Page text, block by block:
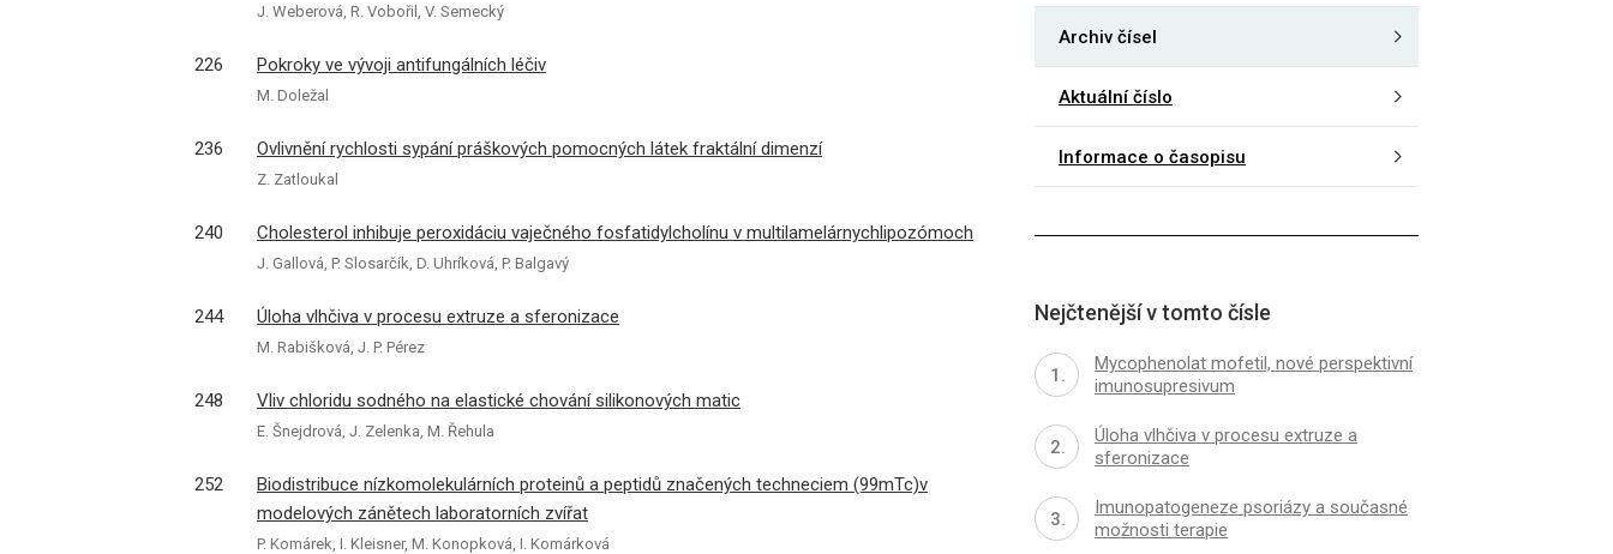
J. Weberová, R. Vobořil, V. Semecký
226 Pokroky ve vývoji antifungálních léčiv
M. Doležal
236 Ovlivnění rychlosti sypání práškových pomocných látek fraktální dimenzí
Z. Zatloukal
240 Cholesterol inhibuje peroxidáciu vaječného fosfatidylcholínu v multilamelárnychlipozómoch
J. Gallová, P. Slosarčík, D. Uhríková, P. Balgavý
244 Úloha vlhčiva v procesu extruze a sferonizace
M. Rabišková, J. P. Pérez
248 Vliv chloridu sodného na elastické chování silikonových matic
E. Šnejdrová, J. Zelenka, M. Řehula
252
Biodistribuce nízkomolekulárních proteinů a peptidů značených techneciem (99mTc)v
modelových zánětech laboratorních zvířat
P. Komárek, I. Kleisner, M. Konopková, I. Komárková
Archiv čísel
Aktuální číslo
Informace o časopisu
Nejčtenější v tomto čísle
Mycophenolat mofetil, nové perspektivní
imunosupresivum
Úloha vlhčiva v procesu extruze a
sferonizace
Imunopatogeneze psoriázy a současné
možnosti terapie